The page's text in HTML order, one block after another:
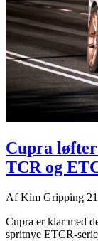
Cupra
TCR og
AfKim Gripping
Cupra er klar med
spritnye ETCR-